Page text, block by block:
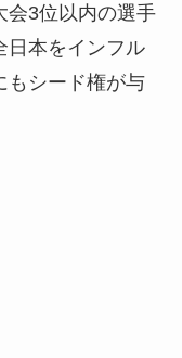
会3位以内の選手
日本をインフル
もシード権が与